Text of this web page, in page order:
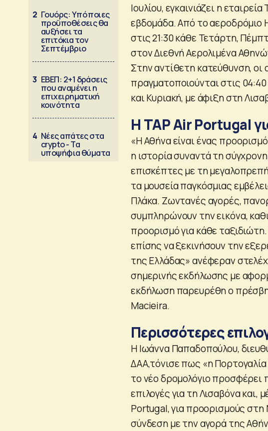
2 Γουόρς: Υπό ποιες
προϋποθέσεις θα
αυξήσει τα
επιτόκια τον
Σεπτέμβριο
3 ΕΒΕΠ: 2+1 δράσεις
που αναμένει η
επιχειρηματική
κοινότητα
4 Νέες απάτες στα
crypto - Τα
υποψήφια θύματα
Ιουλίου, εγκαινιάζει η
εβδομάδα. Από το αεροδρόμιο
στις 21:30 κάθε Τετάρτη,
στον Διεθνή Αερολιμένα
Στην αντίθετη κατεύθυνση,
πραγματοποιούνται στις
και Κυριακή, με άφιξη στη
Η TAP Air Portugal
«Η Αθήνα είναι ένας
η ιστορία συναντά τη
επισκέπτες με τη
τα μουσεία παγκόσμιας
Πλάκα. Ζωντανές αγορές,
συμπληρώνουν την εικόνα,
προορισμό για κάθε
επίσης να ξεκινήσουν την
της Ελλάδας» ανέφεραν
σημερινής εκδήλωσης με
εκδήλωση παρευρέθη ο
Macieira.
Περισσότερες
Η Ιωάννα Παπαδοπούλου,
ΔΑΑ,τόνισε πως «η Πορτογαλία
το νέο δρομολόγιο προσφέρει
επιλογές για τη Λισαβόνα και,
Portugal, για προορισμούς στη
σύνδεση με την αγορά της